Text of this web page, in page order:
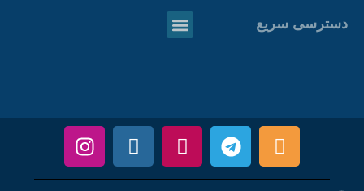
دسترسی سریع